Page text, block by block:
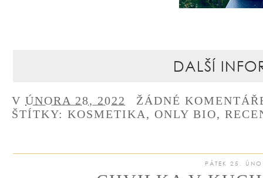
DALŠÍ
V ÚNORA 28, 2022
ŽÁDNÉ
ŠTÍTKY: KOSMETIKA, ONLY BIO,
PÁTEK 25.